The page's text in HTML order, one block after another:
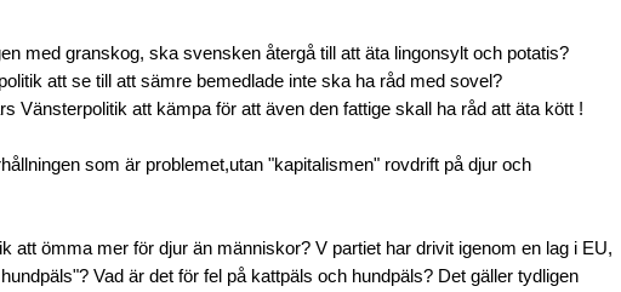
med granskog, ska svensken återgå till att äta lingonsylt och potatis?
att se till att sämre bemedlade inte ska ha råd med sovel?
Vänsterpolitik att kämpa för att även den fattige skall ha råd att äta kött !
som är problemet,utan "kapitalismen" rovdrift på djur och
att ömma mer för djur än människor? V partiet har drivit igenom en lag i EU,
Vad är det för fel på kattpäls och hundpäls? Det gäller tydligen